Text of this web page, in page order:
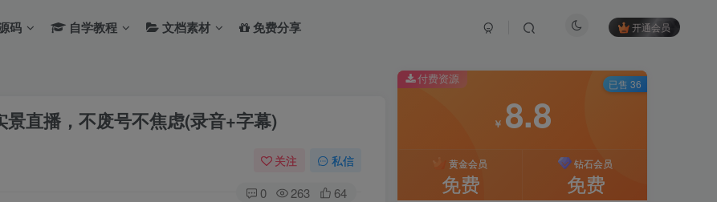
码 自学教程 文档素材 免费分享 开通会员
景直播，不废号不焦虑(录音+字幕)
关注 私信
0 263 64
付费资源
￥ 8.8
黄金会员
免费
钻石会员
免费
已售 36